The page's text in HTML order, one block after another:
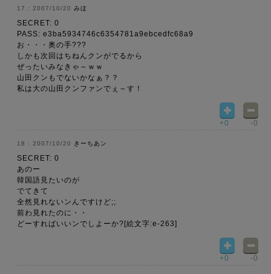
2007/10/20 みほ
SECRET: 0
PASS: e3ba5934746c6354781a9ebcedfc68a9
お・・・奥の手???
しかも次回はちねんクンがでるから
ぜったいみなきゃ～ｗｗ
山田クンもでないかなぁ？？
私は大の山田クンファンでぇ～す！
+0 -0
2007/10/20 きーちあン
SECRET: 0
あのー
韓国語見たいのが
でてきて
全然見れないンんですけど;;
前わ見れたのに・・
どーすればいいンでしよーか?[絵文字:e-263]
+0 -0